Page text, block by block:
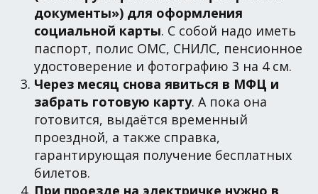
документы») для оформления
социальной карты. С собой надо иметь
паспорт, полис ОМС, СНИЛС, пенсионное
удостоверение и фотографию 3 на 4 см.
Через месяц снова явиться в МФЦ и
забрать готовую карту. А пока она
готовится, выдаётся временный
проездной, а также справка,
гарантирующая получение бесплатных
билетов.
При проезде на электричке нужно в